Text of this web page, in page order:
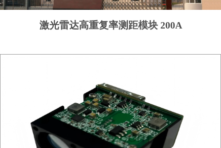
激光雷达高重复率测距模块 200A